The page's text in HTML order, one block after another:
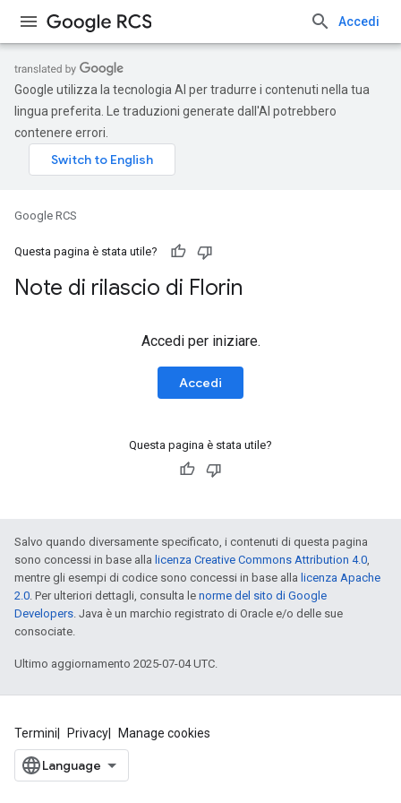
Accedi
Google utilizza la tecnologia AI per tradurre i contenuti nella tua
lingua preferita. Le traduzioni generate dall'AI potrebbero
contenere errori.
Google RCS
Questa pagina è stata utile?
Note di rilascio di Florin
Accedi per iniziare.
Accedi
Questa pagina è stata utile?
Salvo quando diversamente specificato, i contenuti di questa pagina
sono concessi in base alla licenza Creative Commons Attribution 4.0,
mentre gli esempi di codice sono concessi in base alla licenza Apache
2.0. Per ulteriori dettagli, consulta le norme del sito di Google
Developers. Java è un marchio registrato di Oracle e/o delle sue
consociate.
Ultimo aggiornamento 2025-07-04 UTC.
Termini Privacy Manage cookies